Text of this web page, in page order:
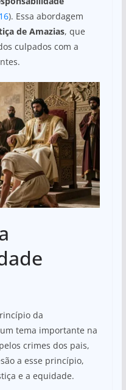
). Essa abordagem
de Amazias, que
culpados com a
da
tema importante na
crimes dos pais,
a esse princípio,
e a equidade.